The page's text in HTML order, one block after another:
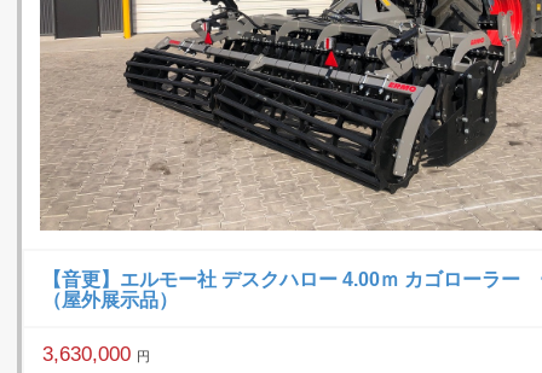
【音更】エルモー社 デスクハロー 4.00ｍ カゴローラ
（屋外展示品）
3,630,000 円